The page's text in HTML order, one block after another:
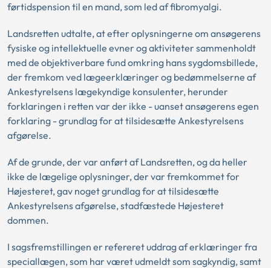
førtidspension til en mand, som led af fibromyalgi.
Landsretten udtalte, at efter oplysningerne om ansøgerens
fysiske og intellektuelle evner og aktiviteter sammenholdt
med de objektiverbare fund omkring hans sygdomsbillede,
der fremkom ved lægeerklæringer og bedømmelserne af
Ankestyrelsens lægekyndige konsulenter, herunder
forklaringen i retten var der ikke - uanset ansøgerens egen
forklaring - grundlag for at tilsidesætte Ankestyrelsens
afgørelse.
Af de grunde, der var anført af Landsretten, og da heller
ikke de lægelige oplysninger, der var fremkommet for
Højesteret, gav noget grundlag for at tilsidesætte
Ankestyrelsens afgørelse, stadfæstede Højesteret
dommen.
I sagsfremstillingen er refereret uddrag af erklæringer fra
speciallægen, som har været udmeldt som sagkyndig, samt